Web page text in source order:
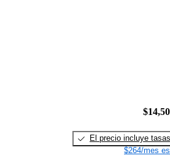
El precio incluye tasas
$264/mes